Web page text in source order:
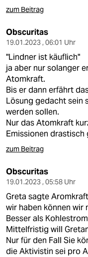
zum Beitrag
Obscuritas
19.01.2023 , 06:01 Uhr
"Lindner ist käuflich"
ja aber nur solanger
Atomkraft.
Bis er dann erfährt
Lösung gedacht sein
werden sollen.
Nur das Atomkraft
Emissionen drastisch
zum Beitrag
Obscuritas
19.01.2023 , 05:58 Uhr
Greta sagte
wir haben können wir
Besser als
Mittelfristig will
Nur für den Fall Sie
die Aktivistin sei pro